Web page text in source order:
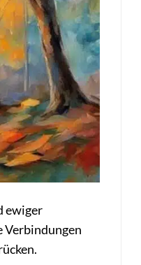
ewiger
Verbindungen